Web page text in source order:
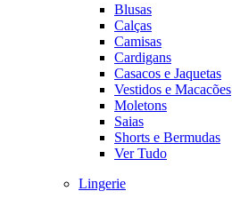
Blusas
Calças
Camisas
Cardigans
Casacos e Jaquetas
Vestidos e Macacões
Moletons
Saias
Shorts e Bermudas
Ver Tudo
Lingerie